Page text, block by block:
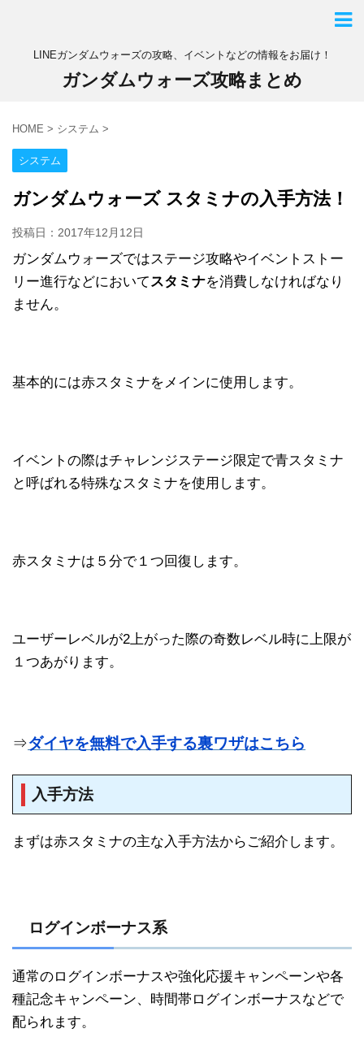
LINEガンダムウォーズの攻略、イベントなどの情報をお届け！
ガンダムウォーズ攻略まとめ
HOME > システム >
システム
ガンダムウォーズ スタミナの入手方法！
投稿日： 2017年12月12日
ガンダムウォーズではステージ攻略やイベントストー
リー進行などにおいてスタミナを消費しなければなり
ません。
基本的には赤スタミナをメインに使用します。
イベントの際はチャレンジステージ限定で青スタミナ
と呼ばれる特殊なスタミナを使用します。
赤スタミナは５分で１つ回復します。
ユーザーレベルが2上がった際の奇数レベル時に上限が
１つあがります。
⇒ダイヤを無料で入手する裏ワザはこちら
入手方法
まずは赤スタミナの主な入手方法からご紹介します。
ログインボーナス系
通常のログインボーナスや強化応援キャンペーンや各
種記念キャンペーン、時間帯ログインボーナスなどで
配られます。